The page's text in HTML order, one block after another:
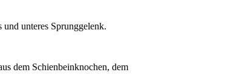
unteres Sprunggelenk.
dem Schienbeinknochen, dem